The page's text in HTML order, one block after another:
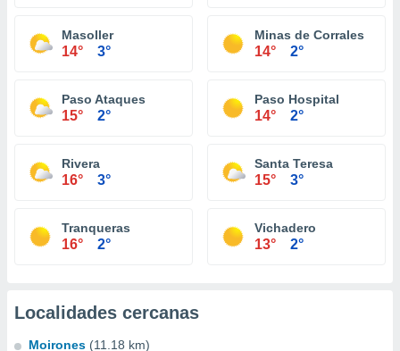
Masoller
14° 3°
Minas de Corrales
14° 2°
Paso Ataques
15° 2°
Paso Hospital
14° 2°
Rivera
16° 3°
Santa Teresa
15° 3°
Tranqueras
16° 2°
Vichadero
13° 2°
Localidades cercanas
Moirones (11.18 km)